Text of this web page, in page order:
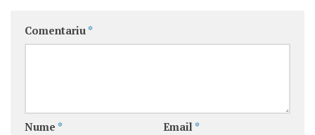
Comentariu *
Nume * Email *